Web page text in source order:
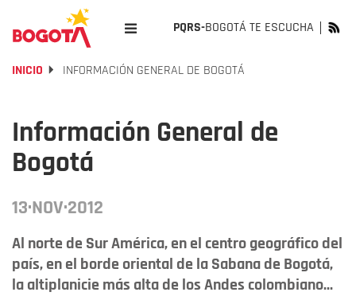
PQRS-BOGOTÁ TE ESCUCHA
INICIO INFORMACIÓN GENERAL DE BOGOTÁ
Información General de
Bogotá
13·NOV·2012
Al norte de Sur América, en el centro geográfico del
país, en el borde oriental de la Sabana de Bogotá,
la altiplanicie más alta de los Andes colombiano...